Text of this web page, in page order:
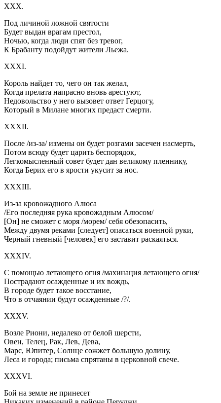
XXX.
Под личиной ложной святости
Будет выдан врагам престол,
Ночью, когда люди спят без тревог,
К Брабанту подойдут жители Льежа.
XXXI.
Король найдет то, чего он так желал,
Когда прелата напрасно вновь арестуют,
Недовольство у него вызовет ответ Герцогу,
Который в Милане многих предаст смерти.
XXXII.
После /из-за/ измены он будет розгами засечен насмерть,
Потом всюду будет царить беспорядок,
Легкомысленный совет будет дан великому пленнику,
Когда Берих его в ярости укусит за нос.
XXXIII.
Из-за кровожадного Алюса
/Его последняя рука кровожадным Алюсом/
[Он] не сможет с моря /морем/ себя обезопасить,
Между двумя реками [следует] опасаться военной руки,
Черный гневный [человек] его заставит раскаяться.
XXXIV.
С помощью летающего огня /махинация летающего огня/
Пострадают осажденные и их вождь,
В городе будет такое восстание,
Что в отчаянии будут осажденные /?/.
XXXV.
Возле Риони, недалеко от белой шерсти,
Овен, Телец, Рак, Лев, Дева,
Марс, Юпитер, Солнце сожжет большую долину,
Леса и города; письма спрятаны в церковной свече.
XXXVI.
Бой на земле не принесет